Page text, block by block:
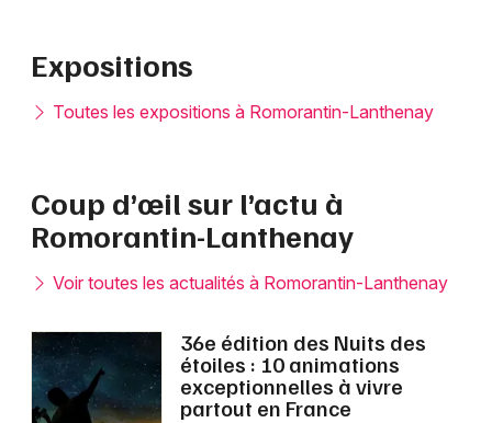
Expositions
Toutes les expositions à Romorantin-Lanthenay
Coup d’œil sur l’actu à
Romorantin-Lanthenay
Voir toutes les actualités à Romorantin-Lanthenay
36e édition des Nuits des
étoiles : 10 animations
exceptionnelles à vivre
partout en France